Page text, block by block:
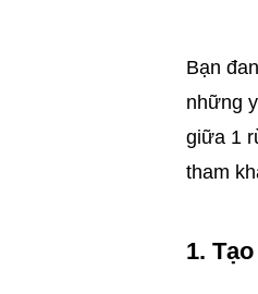
Bạn
những
giữa 1
tham
1.